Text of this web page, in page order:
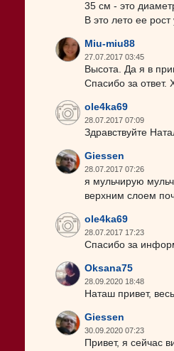
35 см - это
В это лето ее
Miu-miu88
27.07.2017 03:45
Высота. Да я в
Спасибо за ответ.
ole4ka69
28.07.2017 07:09
Здравствуйте
Giessen
28.07.2017 07:26
я мульчирую
верхним слоем
ole4ka69
28.07.2017 17:23
Спасибо за
Oksana75
28.09.2020 18:48
Наташ привет,
Giessen
30.09.2020 07:23
Привет, я сейчас